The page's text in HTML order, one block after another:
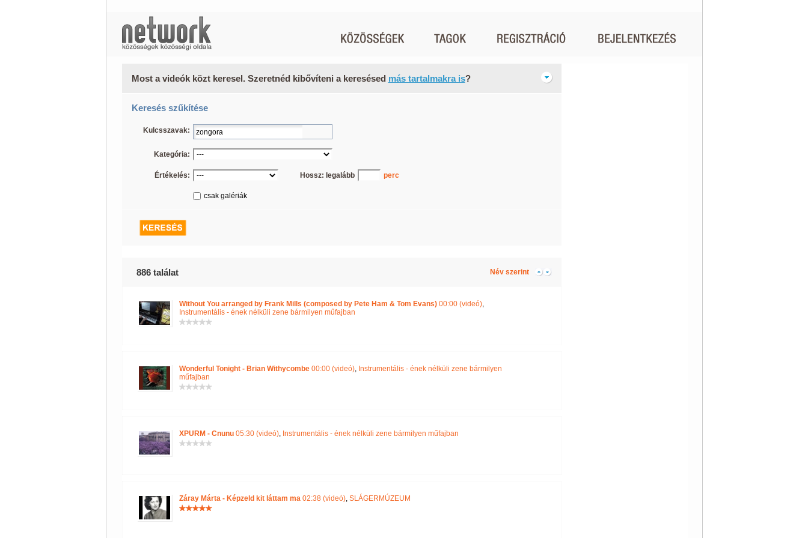
Most a videók közt keresel. Szeretnéd kibővíteni a keresésed más tartalmakra is?
Keresés szűkítése
Kulcsszavak:
Kategória:
Értékelés: Hossz: legalább perc
csak galériák
886 találat Név szerint
Without You arranged by Frank Mills (composed by Pete Ham & Tom Evans)00:00 (videó),
Instrumentális - ének nélküli zene bármilyen műfajban
Wonderful Tonight - Brian Withycombe00:00 (videó), Instrumentális - ének nélküli zene bármilyen
műfajban
XPURM - Cnunu05:30 (videó), Instrumentális - ének nélküli zene bármilyen műfajban
Záray Márta - Képzeld kit láttam ma02:38 (videó), SLÁGERMÚZEUM